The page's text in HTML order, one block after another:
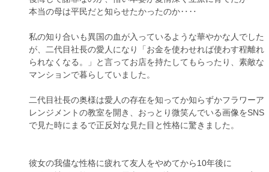
本当の母は平民だと知らせたかったのか‥‥
私の知り合いも異国の血が入っているような華やかな人でした
が、二代目社長の愛人になり「お金を使わせれば使わす程離れ
られなくなる。」と言ってお店を持たしてもらったり、素敵な
マンションで暮らしていました。
二代目社長の奥様は愛人の存在を知ってか知らずかフラワーア
レンジメントの教室を開き、おっとり微笑んでいる画像をSNS
で見た時にまるで正反対な見た目と性格に驚きました。
彼女の我儘な性格に疲れて友人をやめてから10年後に